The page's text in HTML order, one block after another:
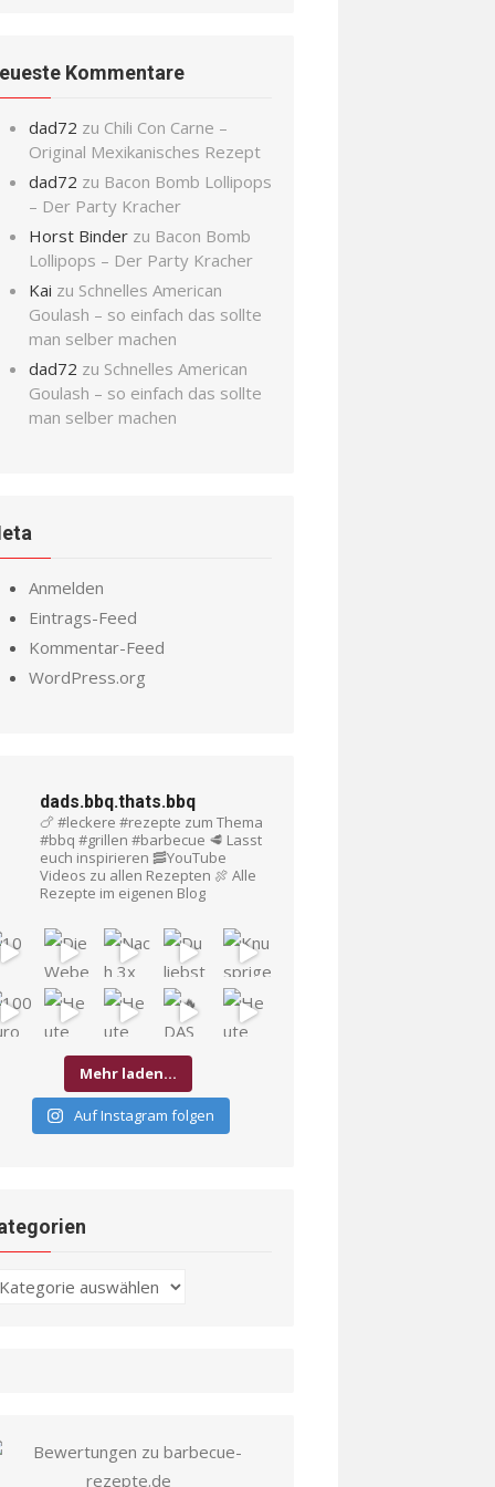
Kommentare
dad72 zu Chili Con Carne –
Original Mexikanisches Rezept
dad72 zu Bacon Bomb Lollipops
– Der Party Kracher
Horst Binder zu Bacon Bomb
Lollipops – Der Party Kracher
Kai zu Schnelles American
Goulash – so einfach das sollte
man selber machen
dad72 zu Schnelles American
Goulash – so einfach das sollte
man selber machen
Anmelden
Eintrags-Feed
Kommentar-Feed
WordPress.org
dads.bbq.thats.bbq
🍗 #leckere #rezepte zum Thema
#bbq #grillen #barbecue 🥩 Lasst
euch inspirieren 🥓YouTube
Videos zu allen Rezepten 🍖 Alle
Rezepte im eigenen Blog
Mehr laden…
Auf Instagram folgen